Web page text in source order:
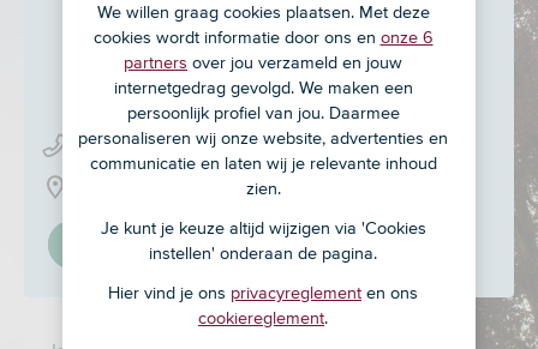
Veldsink-Verberkmoesin
Valkenswaard
040 - 207 90 00
Stel in als mijn adviseur
We willen graag cookies plaatsen. Met deze
cookies wordt informatie door ons en onze 6
partners over jou verzameld en jouw
internetgedrag gevolgd. We maken een
persoonlijk profiel van jou. Daarmee
personaliseren wij onze website, advertenties en
communicatie en laten wij je relevante inhoud
zien.
Je kunt je keuze altijd wijzigen via 'Cookies
instellen' onderaan de pagina.
Hier vind je ons privacyreglement en ons
cookiereglement.